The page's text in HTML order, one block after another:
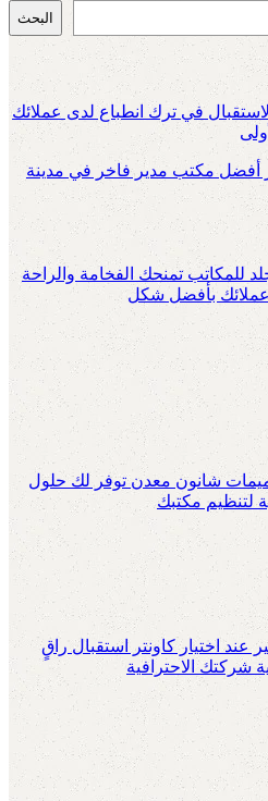
البحث
في ترك انطباع لدى عملائك
أفضل مكتب مدير فاخر في مدينة
للمكاتب تمنحك الفخامة والراحة
عملائك بأفضل شكل
شانون معدن توفر لك حلول
لتنظيم مكتبك
عند اختيار كاونتر استقبال راقٍ
شركتك الاحترافية